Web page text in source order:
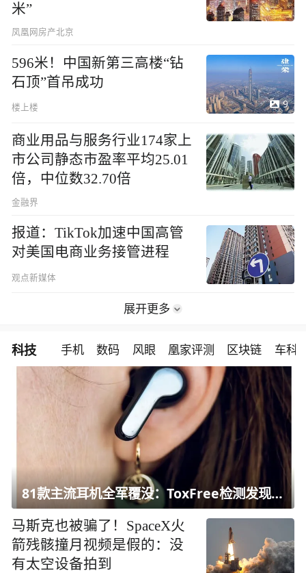
米”
凤凰网房产北京
596米！中国新第三高楼“钻
石顶”首吊成功
楼上楼 9
商业用品与服务行业174家上
市公司静态市盈率平均25.01
倍，中位数32.70倍
金融界
报道：TikTok加速中国高管
对美国电商业务接管进程
观点新媒体
展开更多
科技 手机 数码 风眼 凰家评测 区块链 车科
81款主流耳机全军覆没：ToxFree检测发现均含对人体有害化学物质
马斯克也被骗了！SpaceX火
箭残骸撞月视频是假的：没
有太空设备拍到